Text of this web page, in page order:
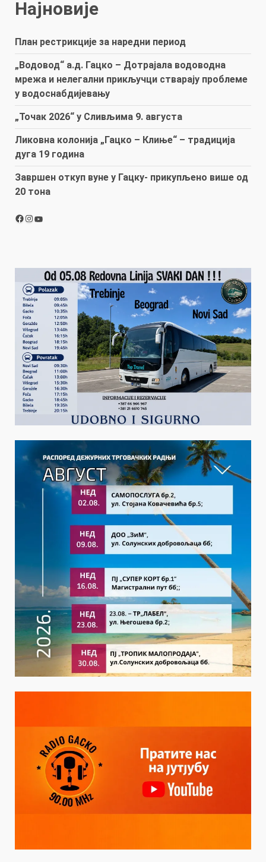
Најновије
План рестрикције за наредни период
„Водовод“ а.д. Гацко – Дотрајала водоводна
мрежа и нелегални прикључци стварају проблеме
у водоснабдијевању
„Точак 2026“ у Сливљима 9. августа
Ликовна колонија „Гацко – Клиње“ – традиција
дуга 19 година
Завршен откуп вуне у Гацку- прикупљено више од
20 тона
Facebook
Instagram
YouTube